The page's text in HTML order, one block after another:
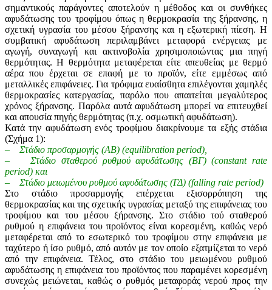
σημαντικούς παράγοντες αποτελούν η μέθοδος και οι συνθήκες
αφυδάτωσης του τροφίμου όπως η θερμοκρασία της ξήρανσης, η
σχετική υγρασία του μέσου ξήρανσης και η εξωτερική πίεση. Η
συμβατική αφυδάτωση περιλαμβάνει μεταφορά ενέργειας με
αγωγή, συναγωγή και ακτινοβολία χρησιμοποιώντας μια πηγή
θερμότητας. Η θερμότητα μεταφέρεται είτε απευθείας με θερμό
αέρα που έρχεται σε επαφή με το προϊόν, είτε εμμέσως από
μεταλλικές επιφάνειες. Για τρόφιμα ευαίσθητα επιλέγονται χαμηλές
θερμοκρασίες κατεργασίας, παρόλο που απαιτείται μεγαλύτερος
χρόνος ξήρανσης. Παρόλα αυτά αφυδάτωση μπορεί να επιτευχθεί
και απουσία πηγής θερμότητας (π.χ. οσμωτική αφυδάτωση).
Κατά την αφυδάτωση ενός τροφίμου διακρίνουμε τα εξής στάδια
(Σχήμα 1):
– Στάδιο προσαρμογής (ΑΒ) (equilibration period),
– Στάδιο σταθερού ρυθμού αφυδάτωσης (ΒΓ) (constant rate
period) και
– Στάδιο μειωμένου ρυθμού αφυδάτωσης (ΓΔ) (falling rate period)
Στο στάδιο προσαρμογής επέρχεται εξισορρόπηση της
θερμοκρασίας και της σχετικής υγρασίας μεταξύ της επιφάνειας του
τροφίμου και του μέσου ξήρανσης. Στο στάδιο τού σταθερού
ρυθμού η επιφάνεια του προϊόντος είναι κορεσμένη, καθώς νερό
μεταφέρεται από το εσωτερικό του τροφίμου στην επιφάνεια με
ταχύτερο ή ίσο ρυθμό, από αυτόν με τον οποίο εξατμίζεται το νερό
από την επιφάνεια. Τέλος, στο στάδιο του μειωμένου ρυθμού
αφυδάτωσης η επιφάνεια του προϊόντος που παραμένει κορεσμένη
συνεχώς μειώνεται, καθώς ο ρυθμός μεταφοράς νερού προς την